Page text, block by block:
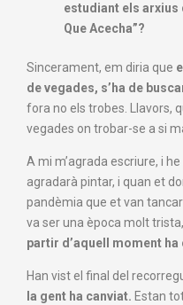
estudiant els arxius
Que Acecha”?
Sincerament, em diria que
de vegades, s’ha de
fora no els trobes. Llavors,
vegades on trobar-se a si
A mi m’agrada escriure, i
agradarà pintar, i quan et
pandèmia que et van
va ser una època molt
partir d’aquell moment ha
Han vist el final del
la gent ha canviat. Estan